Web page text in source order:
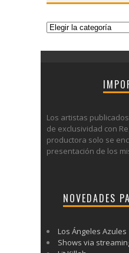
Categorías
Los artistas
de exclusividad con
productora solo se
presentación de los
NOVEDADES
Los Ángeles Azules
Shows via